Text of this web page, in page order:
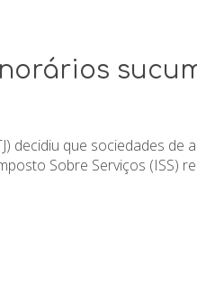
decidiu que sociedades
Sobre Serviços (ISS)